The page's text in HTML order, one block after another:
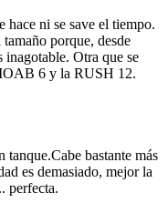
hace ni se save el tiempo.
porque, desde
inagotable. Otra que se
6 y la RUSH 12.
bastante más
es demasiado, mejor la
perfecta.